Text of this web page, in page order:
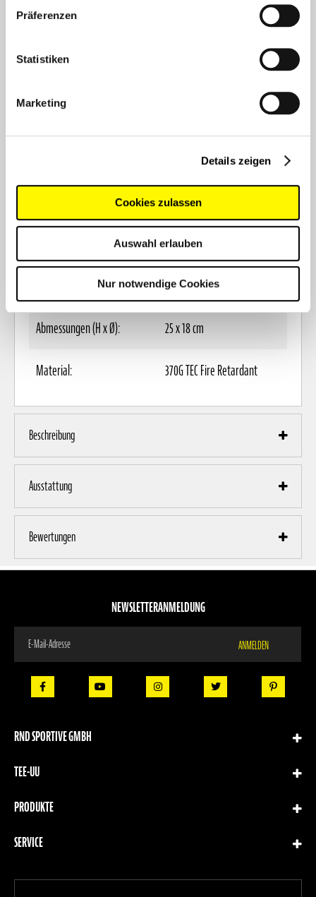
Präferenzen
Statistiken
Marketing
Details zeigen
Cookies zulassen
Auswahl erlauben
Nur notwendige Cookies
BEHÖRDEN-ANFRAGE
ZUR WUNSCHLISTE
blau
ca. 295 g
Abmessungen (H x Ø): 25 x 18 cm
Material: 370G TEC Fire Retardant
Beschreibung
Ausstattung
Bewertungen
NEWSLETTERANMELDUNG
sich
Newsletter
ANMELDEN
RND SPORTIVE GMBH
TEE-UU
PRODUKTE
SERVICE